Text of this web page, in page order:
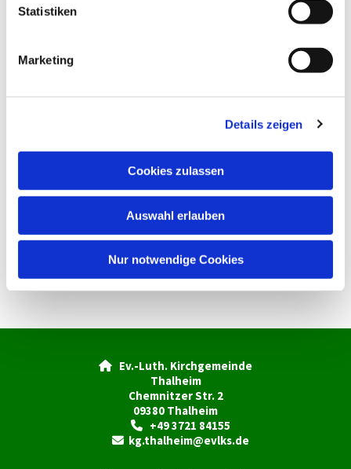
Statistiken
Marketing
Details zeigen
Cookies zulassen
Auswahl erlauben
Nur notwendige Cookies

Ev.-Luth. Kirchgemeinde
Thalheim
Chemnitzer Str. 2
09380 Thalheim
+49 3721 84155
 kg.thalheim@evlks.de